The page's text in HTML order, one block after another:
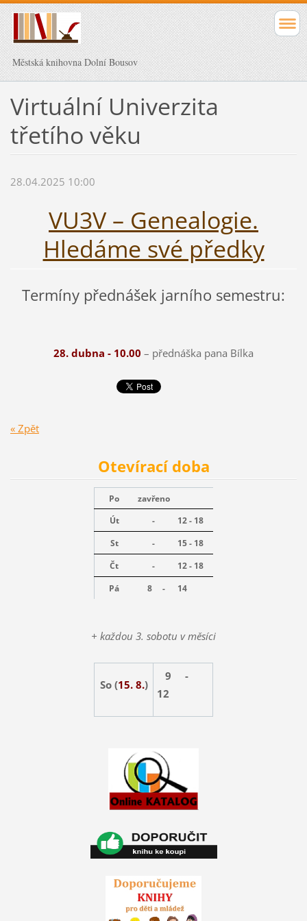
Městská knihovna Dolní Bousov
Virtuální Univerzita
třetího věku
28.04.2025 10:00
VU3V – Genealogie.
Hledáme své předky
Termíny přednášek jarního semestru:
28. dubna - 10.00 – přednáška pana Bílka
« Zpět
Otevírací doba
Po
zavřeno
Út
-
12 - 18
St
-
15 - 18
Čt
-
12 - 18
Pá
8 - 14
+ každou 3. sobotu v měsíci
So (15. 8.)
9 -
12